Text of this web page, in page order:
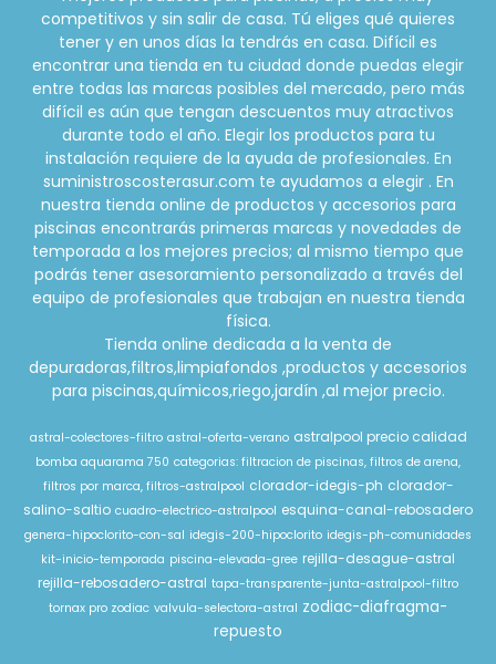
competitivos y sin salir de casa. Tú eliges qué quieres
tener y en unos días la tendrás en casa. Difícil es
encontrar una tienda en tu ciudad donde puedas elegir
entre todas las marcas posibles del mercado, pero más
difícil es aún que tengan descuentos muy atractivos
durante todo el año. Elegir los productos para tu
instalación requiere de la ayuda de profesionales. En
suministroscosterasur.com te ayudamos a elegir . En
nuestra tienda online de productos y accesorios para
piscinas encontrarás primeras marcas y novedades de
temporada a los mejores precios; al mismo tiempo que
podrás tener asesoramiento personalizado a través del
equipo de profesionales que trabajan en nuestra tienda
física.
Tienda online dedicada a la venta de
depuradoras,filtros,limpiafondos ,productos y accesorios
para piscinas,químicos,riego,jardín ,al mejor precio.
astral-colectores-filtro astral-oferta-verano astralpool precio calidad
bomba aquarama 750 categorias: filtracion de piscinas, filtros de arena,
filtros por marca, filtros-astralpool clorador-idegis-ph clorador-
salino-saltio cuadro-electrico-astralpool esquina-canal-rebosadero
genera-hipoclorito-con-sal idegis-200-hipoclorito idegis-ph-comunidades
kit-inicio-temporada piscina-elevada-gree rejilla-desague-astral
rejilla-rebosadero-astral tapa-transparente-junta-astralpool-filtro
tornax pro zodiac valvula-selectora-astral zodiac-diafragma-
repuesto